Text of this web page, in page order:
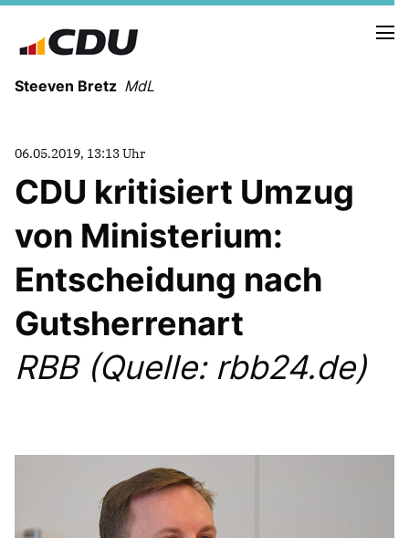
Steeven Bretz MdL
VITA
WAHLKREISBESUCHE
PRESSEFOTOS
MEIN BÜRGERBÜRO
MEIN WAHLKREIS
ZIELE
CDU Deutschland
CDU Fraktion im Brandenburger Landtag
06.05.2019, 13:13 Uhr
CDU kritisiert Umzug
von Ministerium:
Entscheidung nach
Gutsherrenart
RBB (Quelle: rbb24.de)